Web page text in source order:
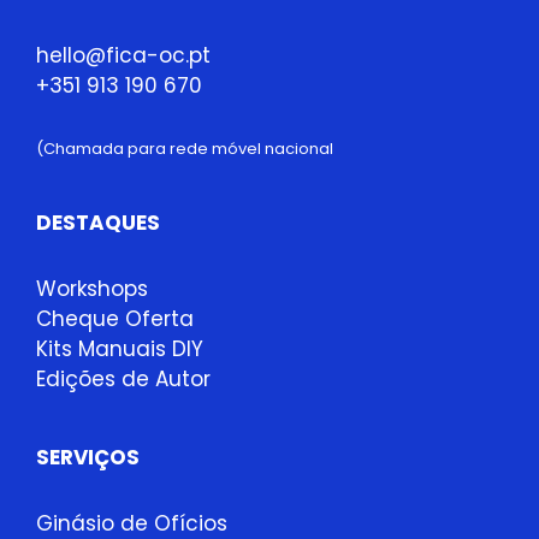
hello@fica-oc.pt
+351 913 190 670
(Chamada para rede móvel nacional
DESTAQUES
Workshops
Cheque Oferta
Kits Manuais DIY
Edições de Autor
SERVIÇOS
Ginásio de Ofícios